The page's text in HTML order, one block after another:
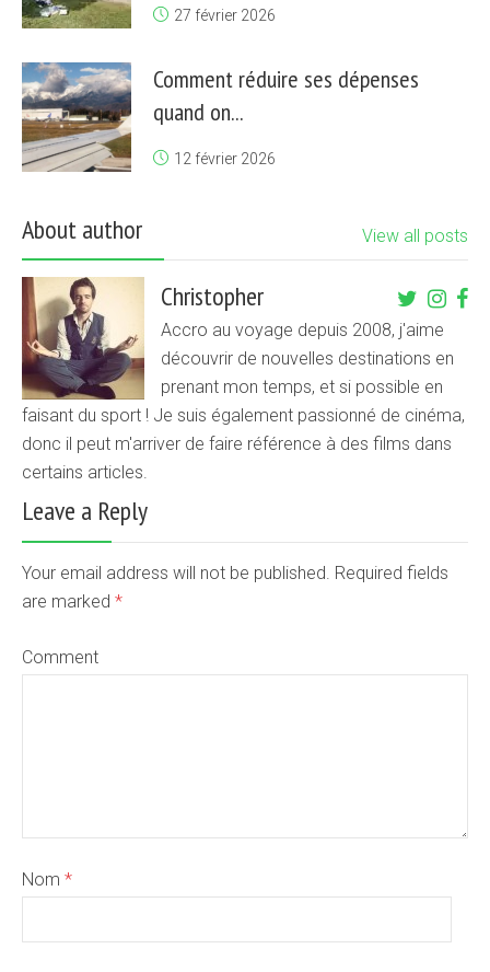
27 février 2026
Comment réduire ses dépenses
quand on...
12 février 2026
About author View all posts
Christopher
Accro au voyage depuis 2008, j'aime
découvrir de nouvelles destinations en
prenant mon temps, et si possible en
faisant du sport ! Je suis également passionné de cinéma,
donc il peut m'arriver de faire référence à des films dans
certains articles.
Leave a Reply
Your email address will not be published. Required fields
are marked *
Comment
Nom *